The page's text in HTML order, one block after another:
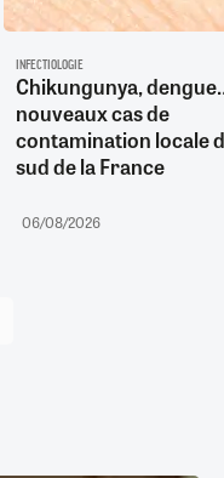
INFECTIOLOGIE
Chikungunya,
nouveaux cas de
contamination locale
sud de la France
06/08/2026